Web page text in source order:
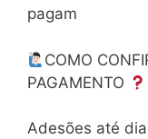
pagam
COMO
PAGAMENTO
Adesões até